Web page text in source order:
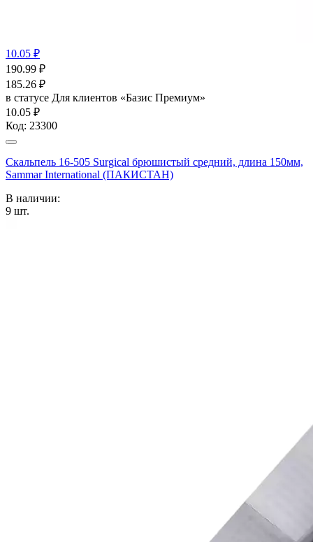
10.05 ₽
190.99 ₽
185.26 ₽
в статусе Для клиентов «Базис Премиум»
10.05 ₽
Код: 23300
Скальпель 16-505 Surgical брюшистый средний, длина 150мм,
Sammar International (ПАКИСТАН)
В наличии:
9 шт.